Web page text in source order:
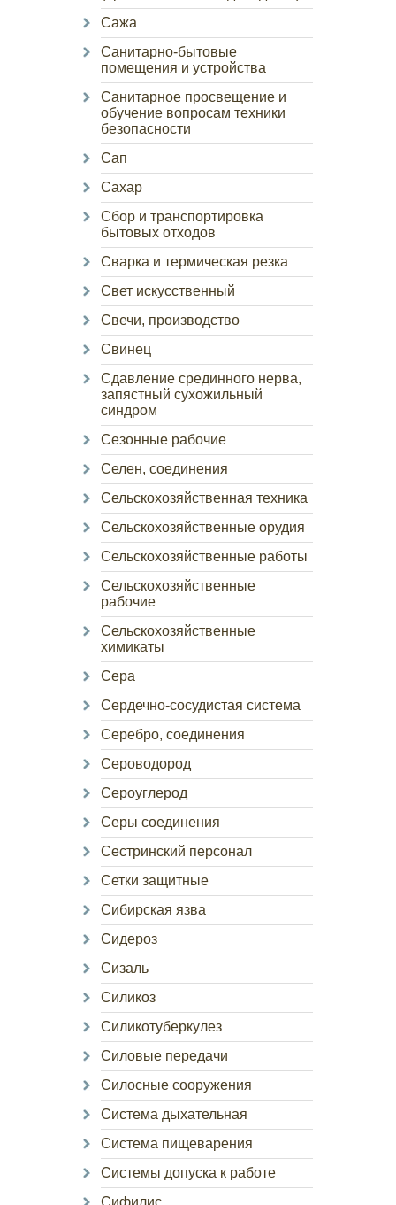
Сажа
Санитарно-бытовые
помещения и устройства
Санитарное просвещение и
обучение вопросам техники
безопасности
Сап
Сахар
Сбор и транспортировка
бытовых отходов
Сварка и термическая резка
Свет искусственный
Свечи, производство
Свинец
Сдавление срединного нерва,
запястный сухожильный
синдром
Сезонные рабочие
Селен, соединения
Сельскохозяйственная техника
Сельскохозяйственные орудия
Сельскохозяйственные работы
Сельскохозяйственные
рабочие
Сельскохозяйственные
химикаты
Сера
Сердечно-сосудистая система
Серебро, соединения
Сероводород
Сероуглерод
Серы соединения
Сестринский персонал
Сетки защитные
Сибирская язва
Сидероз
Сизаль
Силикоз
Силикотуберкулез
Силовые передачи
Силосные сооружения
Система дыхательная
Система пищеварения
Системы допуска к работе
Сифилис